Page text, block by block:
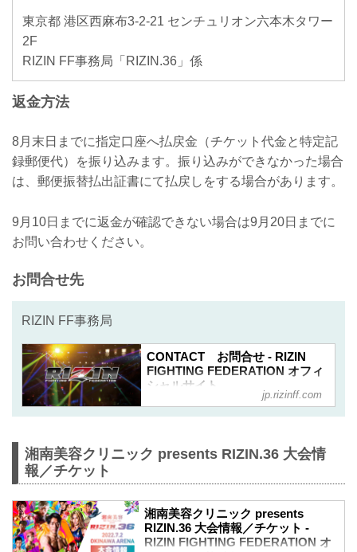
東京都 港区西麻布3-2-21 センチュリオン六本木タワー
2F
RIZIN FF事務局「RIZIN.36」係
返金方法
8月末日までに指定口座へ払戻金（チケット代金と特定記
録郵便代）を振り込みます。振り込みができなかった場合
は、郵便振替払出証書にて払戻しをする場合があります。
9月10日までに返金が確認できない場合は9月20日までに
お問い合わせください。
お問合せ先
RIZIN FF事務局
CONTACT お問合せ - RIZIN
FIGHTING FEDERATION オフィ
シャルサイト
RIZIN FIGHTING FEDERATION オフ
ジン）と「RIZIN FIGHTING
ィング フェデレーション）の情報・加
jp.rizinff.com
湘南美容クリニック presents RIZIN.36 大会情
報／チケット
湘南美容クリニック presents
RIZIN.36 大会情報／チケット -
RIZIN FIGHTING FEDERATION オ